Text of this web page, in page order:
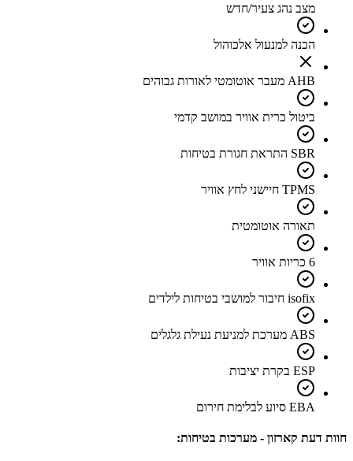
מצב נהג צעיר/חדש
הכנה למנעול אלכוהול
AHB מעבר אוטומטי לאורות גבוהים
ביטול כרית אוויר במושב קדמי
SBR התראת חגורת בטיחות
TPMS חיישני לחץ אוויר
תאורה אוטומטית
6 כריות אוויר
isofix חיבור למושבי בטיחות לילדים
ABS מערכת למניעת נעילת גלגלים
ESP בקרת יציבות
EBA סיוע לבלימת חירום
חוות דעת קארזון - מערכות בטיחות: